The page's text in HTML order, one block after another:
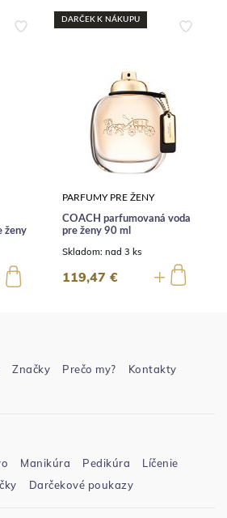
ženy
DARČEK K NÁKUPU
PARFUMY PRE ŽENY
COACH parfumovaná voda
pre ženy 90 ml
Skladom: nad 3 ks
119,47 €
Značky Prečo my?
Kontakty
Manikúra Pedikúra
Líčenie
Darčekové poukazy